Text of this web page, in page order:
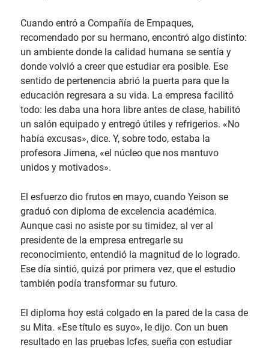
Cuando entró a Compañía de Empaques,
recomendado por su hermano, encontró algo distinto:
un ambiente donde la calidad humana se sentía y
donde volvió a creer que estudiar era posible. Ese
sentido de pertenencia abrió la puerta para que la
educación regresara a su vida. La empresa facilitó
todo: les daba una hora libre antes de clase, habilitó
un salón equipado y entregó útiles y refrigerios. «No
había excusas», dice. Y, sobre todo, estaba la
profesora Jimena, «el núcleo que nos mantuvo
unidos y motivados».
El esfuerzo dio frutos en mayo, cuando Yeison se
graduó con diploma de excelencia académica.
Aunque casi no asiste por su timidez, al ver al
presidente de la empresa entregarle su
reconocimiento, entendió la magnitud de lo logrado.
Ese día sintió, quizá por primera vez, que el estudio
también podía transformar su futuro.
El diploma hoy está colgado en la pared de la casa de
su Mita. «Ese título es suyo», le dijo. Con un buen
resultado en las pruebas Icfes, sueña con estudiar